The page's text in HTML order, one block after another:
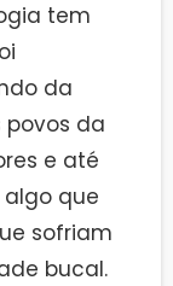
tem
da
povos da
e até
que
sofriam
bucal.